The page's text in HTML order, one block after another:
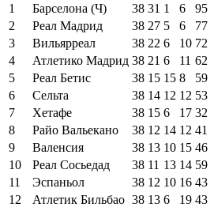
1
Барселона (Ч) 38 31 1 6 95
2
Реал Мадрид 38 27 5 6 77
3
Вильярреал 38 22 6 10 72
4
Атлетико Мадрид 38 21 6 11 62
5
Реал Бетис 38 15 15 8 59
6
Сельта 38 14 12 12 53
7
Хетафе 38 15 6 17 32
8
Райо Вальекано 38 12 14 12 41
9
Валенсия 38 13 10 15 46
10
Реал Сосьедад 38 11 13 14 59
11
Эспаньол 38 12 10 16 43
12
Атлетик Бильбао 38 13 6 19 43